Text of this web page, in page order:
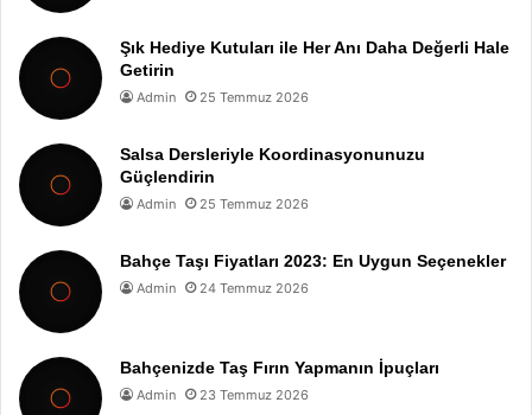
Şık Hediye Kutuları ile Her Anı Daha Değerli Hale
Getirin
Admin 25 Temmuz 2026
Salsa Dersleriyle Koordinasyonunuzu
Güçlendirin
Admin 25 Temmuz 2026
Bahçe Taşı Fiyatları 2023: En Uygun Seçenekler
Admin 24 Temmuz 2026
Bahçenizde Taş Fırın Yapmanın İpuçları
Admin 23 Temmuz 2026